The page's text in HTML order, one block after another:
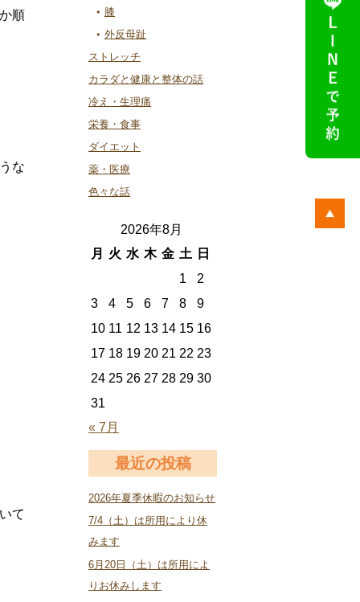
膝
外反母趾
ストレッチ
カラダと健康と整体の話
冷え・生理痛
栄養・食事
ダイエット
薬・医療
色々な話
2026年8月
月
火 水 木 金 土
日
1
2
3
4 5 6 7 8
9
10 11 12 13 14 15 16
17 18 19 20 21 22 23
24 25 26 27 28 29 30
31
« 7月
最近の投稿
2026年夏季休暇のお知らせ
7/4（土）は所用により休
みます
6月20日（土）は所用によ
りお休みします
順
な
て